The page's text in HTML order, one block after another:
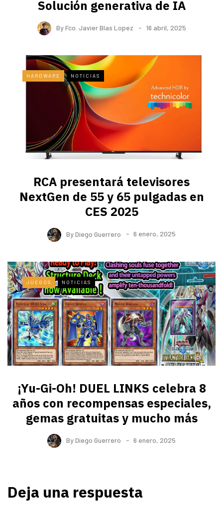
Solución generativa de IA
ByFco. Javier Blas Lopez 16 abril, 2025
HARDWARE NOTICIAS
RCA presentará televisores
NextGen de 55 y 65 pulgadas en
CES 2025
ByDiego Guerrero 6 enero, 2025
JUEGOS NOTICIAS
¡Yu-Gi-Oh! DUEL LINKS celebra 8
años con recompensas especiales,
gemas gratuitas y mucho más
ByDiego Guerrero 6 enero, 2025
Deja una respuesta